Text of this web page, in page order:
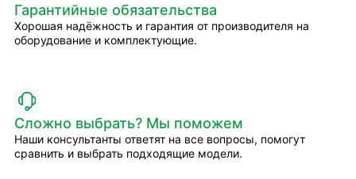
Гарантийные обязательства
Хорошая надёжность и гарантия от производителя на
оборудование и комплектующие.
Сложно выбрать? Мы поможем
Наши консультанты ответят на все вопросы, помогут
сравнить и выбрать подходящие модели.